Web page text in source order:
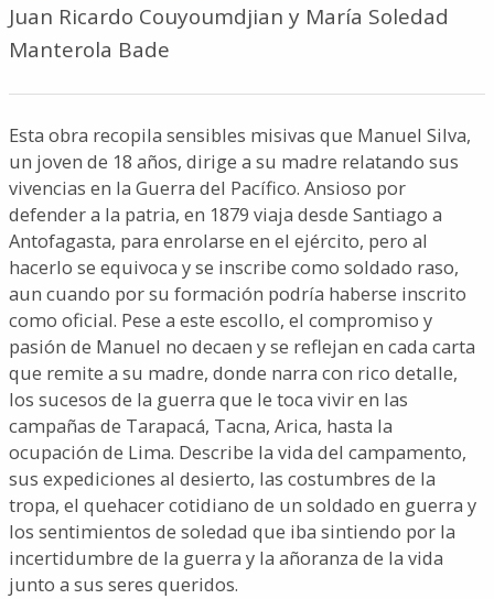
Juan Ricardo Couyoumdjian y María Soledad
Manterola Bade
Esta obra recopila sensibles misivas que Manuel Silva,
un joven de 18 años, dirige a su madre relatando sus
vivencias en la Guerra del Pacífico. Ansioso por
defender a la patria, en 1879 viaja desde Santiago a
Antofagasta, para enrolarse en el ejército, pero al
hacerlo se equivoca y se inscribe como soldado raso,
aun cuando por su formación podría haberse inscrito
como oficial. Pese a este escollo, el compromiso y
pasión de Manuel no decaen y se reflejan en cada carta
que remite a su madre, donde narra con rico detalle,
los sucesos de la guerra que le toca vivir en las
campañas de Tarapacá, Tacna, Arica, hasta la
ocupación de Lima. Describe la vida del campamento,
sus expediciones al desierto, las costumbres de la
tropa, el quehacer cotidiano de un soldado en guerra y
los sentimientos de soledad que iba sintiendo por la
incertidumbre de la guerra y la añoranza de la vida
junto a sus seres queridos.